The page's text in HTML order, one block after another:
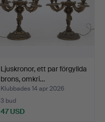
Ljuskronor, ett par förgyllda
brons, omkri…
Klubbades 14 apr 2026
3 bud
47 USD